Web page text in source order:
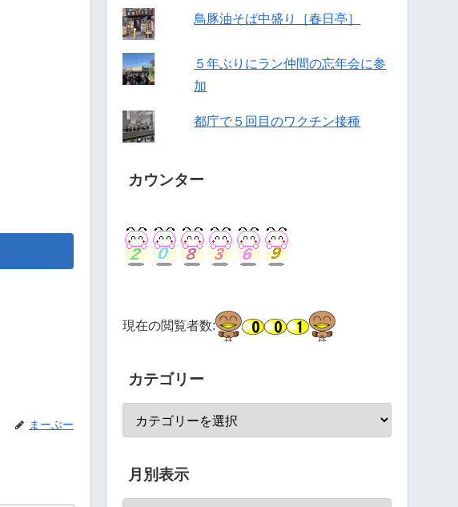
まーぶー
鳥豚油そば中盛り［春日亭］
５年ぶりにラン仲間の忘年会に参
加
都庁で５回目のワクチン接種
カウンター
現在の閲覧者数:
カテゴリー
月別表示